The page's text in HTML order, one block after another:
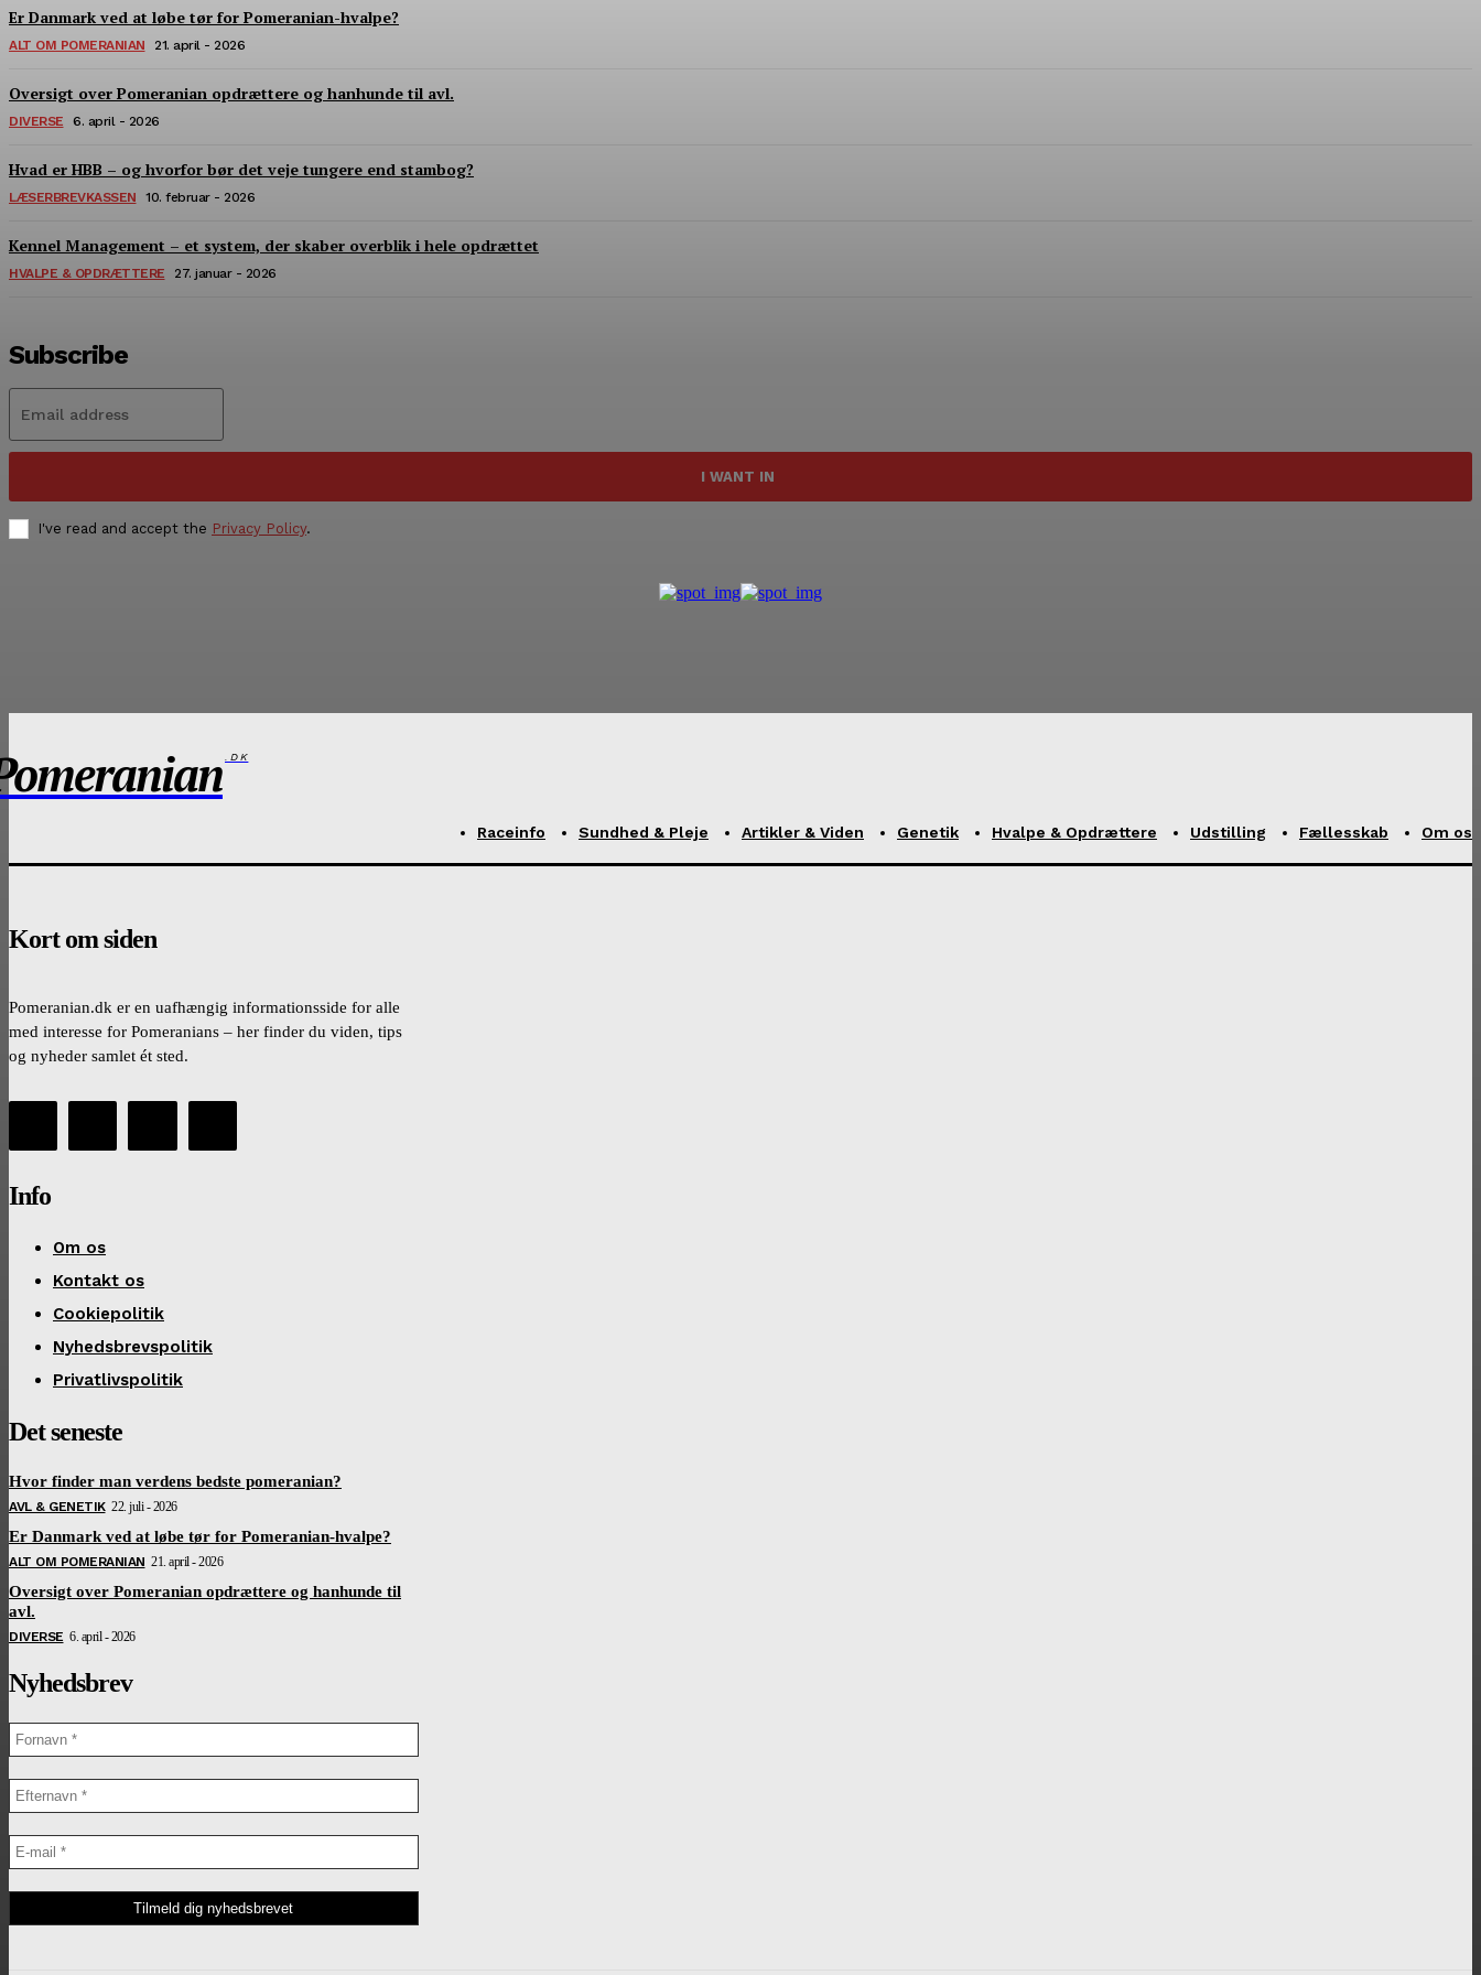
Er Danmark ved at løbe tør for Pomeranian-hvalpe?
ALT OM POMERANIAN 21. april - 2026
Oversigt over Pomeranian opdrættere og hanhunde til avl.
DIVERSE 6. april - 2026
Hvad er HBB – og hvorfor bør det veje tungere end stambog?
LÆSERBREVKASSEN 10. februar - 2026
Kennel Management – et system, der skaber overblik i hele opdrættet
HVALPE & OPDRÆTTERE 27. januar - 2026
Subscribe
I WANT IN
I've read and accept the Privacy Policy.
.DK
Raceinfo Sundhed & Pleje Artikler & Viden Genetik Hvalpe & Opdrættere Udstilling Fællesskab Om os
Kort om siden
Pomeranian.dk er en uafhængig informationsside for alle
med interesse for Pomeranians – her finder du viden, tips
og nyheder samlet ét sted.
Info
Om os
Kontakt os
Cookiepolitik
Nyhedsbrevspolitik
Privatlivspolitik
Det seneste
Hvor finder man verdens bedste pomeranian?
AVL & GENETIK 22. juli - 2026
Er Danmark ved at løbe tør for Pomeranian-hvalpe?
ALT OM POMERANIAN 21. april - 2026
Oversigt over Pomeranian opdrættere og hanhunde til
avl.
DIVERSE 6. april - 2026
Nyhedsbrev